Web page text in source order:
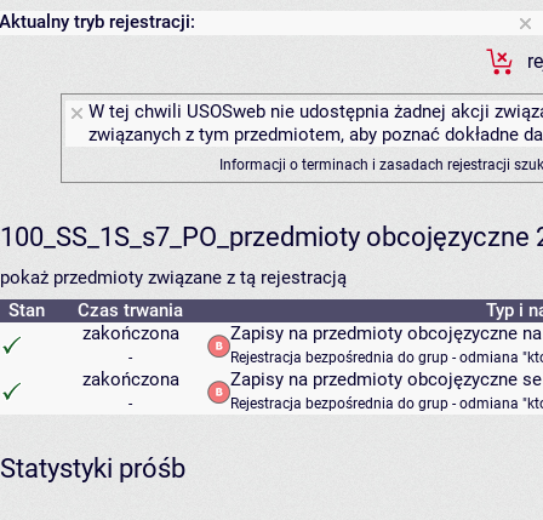
Aktualny tryb rejestracji:
W tej chwili USOSweb nie udostępnia żadnej akcji
związanych z tym przedmiotem, aby poznać dokładne
Informacji o terminach i zasadach rejestracji
100_SS_1S_s7_PO_przedmioty
pokaż przedmioty związane z tą rejestracją
Stan
Czas trwania
Typ i
zakończona
-
Zapisy na przedmioty obcojęzyczne
Rejestracja bezpośrednia do grup - odmiana
zakończona
-
Zapisy na przedmioty obcojęzyczne
Rejestracja bezpośrednia do grup - odmiana
Statystyki próśb